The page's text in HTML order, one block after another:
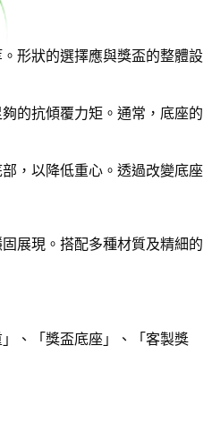
形狀的選擇應與獎盃的整體設
的抗傾覆力矩。通常，底座的
，以降低重心。透過改變底座
展現。搭配多種材質及精細的
、「獎盃底座」、「客製獎